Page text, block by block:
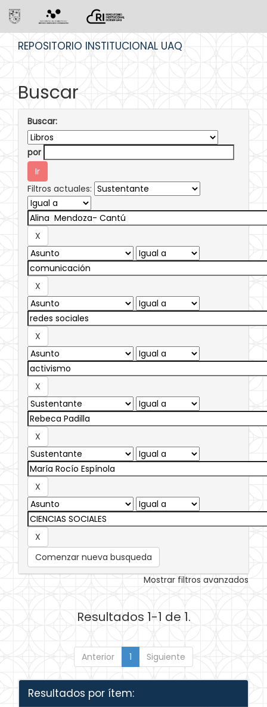
REPOSITORIO INSTITUCIONAL UAQ
Buscar
Buscar:
por
Filtros actuales:
Comenzar nueva busqueda
Mostrar filtros avanzados
Resultados 1-1 de 1.
Anterior 1 Siguiente
Resultados por ítem: